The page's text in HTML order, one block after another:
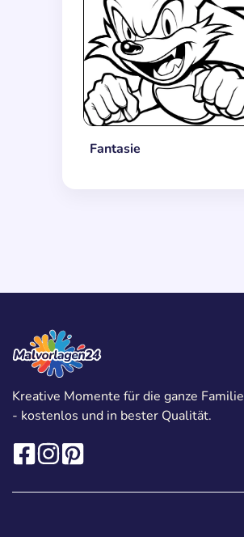
Fantasie
Kreative Momente für die ganze Familie
- kostenlos und in bester Qualität.